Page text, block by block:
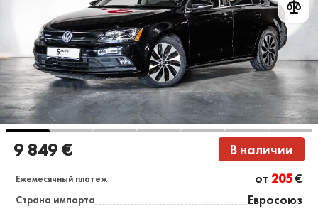
9 849 € В наличии
Ежемесячный платеж от 205€
Страна импорта Евросоюз